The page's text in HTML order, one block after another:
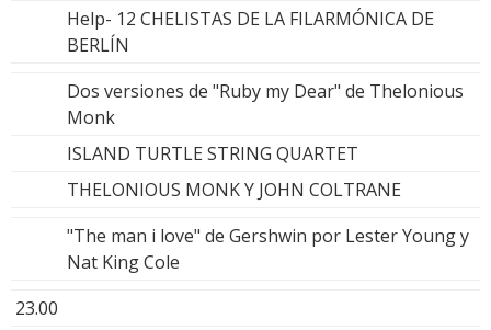
Help- 12 CHELISTAS DE LA FILARMÓNICA DE
BERLÍN
Dos versiones de "Ruby my Dear" de Thelonious
Monk
ISLAND TURTLE STRING QUARTET
THELONIOUS MONK Y JOHN COLTRANE
"The man i love" de Gershwin por Lester Young y
Nat King Cole
23.00